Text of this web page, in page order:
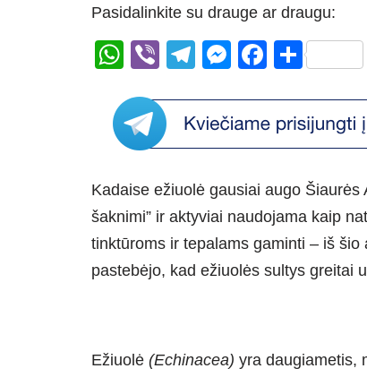
Pasidalinkite su drauge ar draugu:
W
at
s
p
p
Vi
er
T
e
gr
m
M
ss
e
g
er
F
c
e
o
o
k
S
ar
e
Kadaise ežiuolė gausiai augo
šaknimi” ir aktyviai naudojama kaip
tinktūroms ir tepalams gaminti – iš
pastebėjo, kad ežiuolės sultys greitai
Ežiuolė (Echinacea) yra daugiametis,